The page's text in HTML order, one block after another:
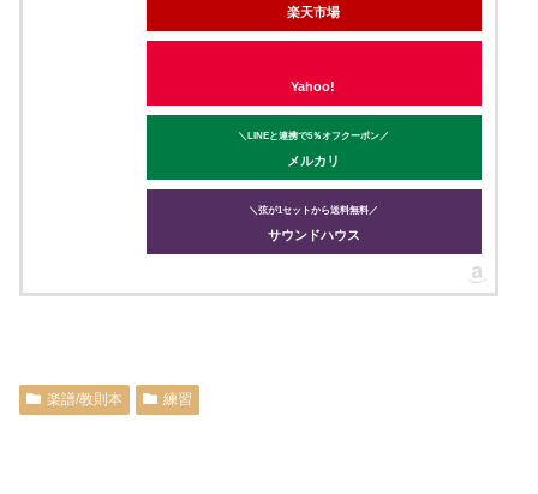
楽天市場
Yahoo!
＼LINEと連携で5％オフクーポン／
メルカリ
＼弦が1セットから送料無料／
サウンドハウス
楽譜/教則本 練習